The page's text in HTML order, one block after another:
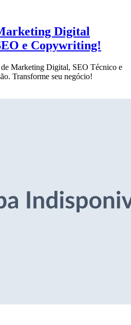
Digital
e Copywriting!
Marketing Digital, SEO Técnico e
Transforme seu negócio!